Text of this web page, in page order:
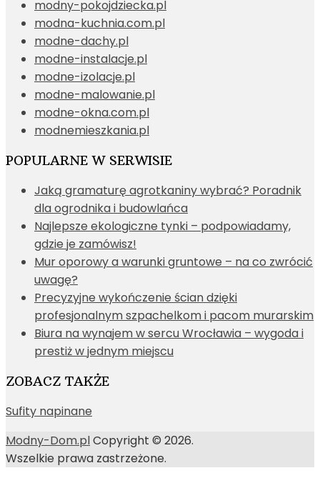
modny-pokojdziecka.pl
modna-kuchnia.com.pl
modne-dachy.pl
modne-instalacje.pl
modne-izolacje.pl
modne-malowanie.pl
modne-okna.com.pl
modnemieszkania.pl
POPULARNE W SERWISIE
Jaką gramaturę agrotkaniny wybrać? Poradnik
dla ogrodnika i budowlańca
Najlepsze ekologiczne tynki – podpowiadamy,
gdzie je zamówisz!
Mur oporowy a warunki gruntowe – na co zwrócić
uwagę?
Precyzyjne wykończenie ścian dzięki
profesjonalnym szpachelkom i pacom murarskim
Biura na wynajem w sercu Wrocławia – wygoda i
prestiż w jednym miejscu
ZOBACZ TAKŻE
Sufity napinane
Modny-Dom.plCopyright © 2026.
Wszelkie prawa zastrzeżone.